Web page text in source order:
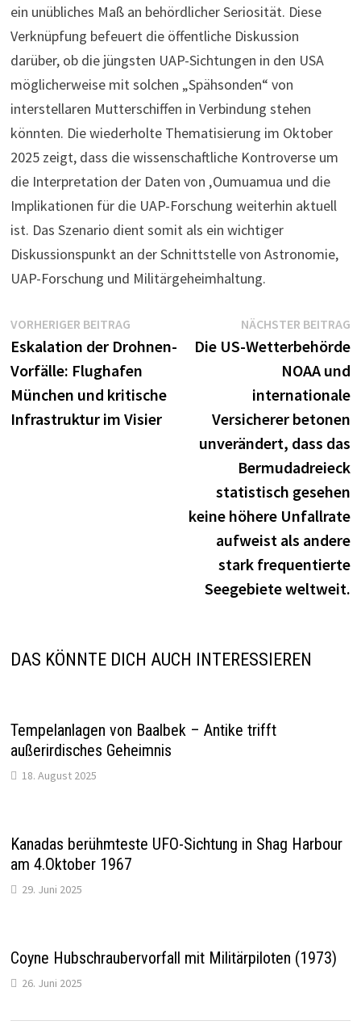
ein unübliches Maß an behördlicher Seriosität. Diese
Verknüpfung befeuert die öffentliche Diskussion
darüber, ob die jüngsten UAP-Sichtungen in den USA
möglicherweise mit solchen „Spähsonden“ von
interstellaren Mutterschiffen in Verbindung stehen
könnten. Die wiederholte Thematisierung im Oktober
2025 zeigt, dass die wissenschaftliche Kontroverse um
die Interpretation der Daten von ‚Oumuamua und die
Implikationen für die UAP-Forschung weiterhin aktuell
ist. Das Szenario dient somit als ein wichtiger
Diskussionspunkt an der Schnittstelle von Astronomie,
UAP-Forschung und Militärgeheimhaltung.
Beitragsnavigation
VORHERIGER BEITRAG
Beitrag:
Eskalation der Drohnen-
Vorfälle: Flughafen
München und kritische
Infrastruktur im Visier
NÄCHSTER BEITRAG
Die US-Wetterbehörde
NOAA und
internationale
Versicherer betonen
unverändert, dass das
Bermudadreieck
statistisch gesehen
keine höhere Unfallrate
aufweist als andere
stark frequentierte
Seegebiete weltweit.
DAS KÖNNTE DICH AUCH INTERESSIEREN
Tempelanlagen von Baalbek – Antike trifft
außerirdisches Geheimnis
18. August 2025
Kanadas berühmteste UFO-Sichtung in Shag Harbour
am 4.Oktober 1967
29. Juni 2025
Coyne Hubschraubervorfall mit Militärpiloten (1973)
26. Juni 2025